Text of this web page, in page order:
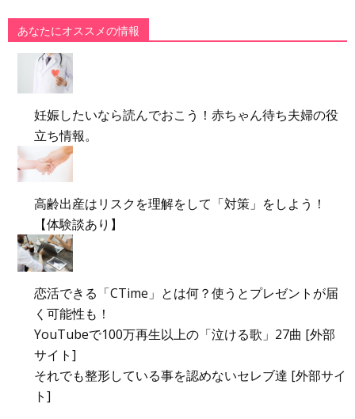
あなたにオススメの情報
妊娠したいなら読んでおこう！赤ちゃん待ち夫婦の役
立ち情報。
高齢出産はリスクを理解をして「対策」をしよう！
【体験談あり】
恋活できる「CTime」とは何？使うとプレゼントが届
く可能性も！
YouTubeで100万再生以上の「泣ける歌」27曲 [外部
サイト]
それでも整形している事を認めないセレブ達 [外部サイ
ト]